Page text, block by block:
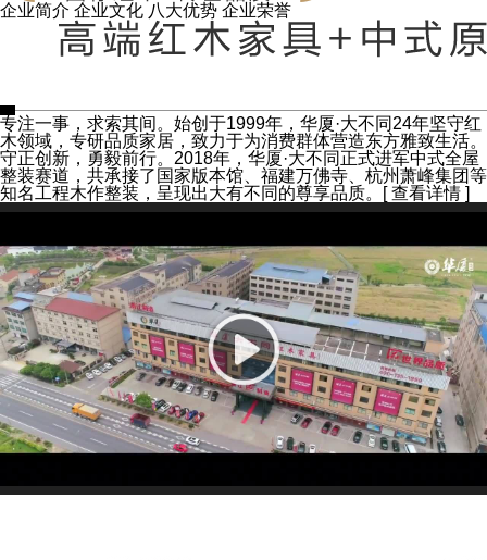
企业简介 企业文化 八大优势 企业荣誉
专注一事，求索其间。始创于1999年，华厦·大不同24年坚守红
木领域，专研品质家居，致力于为消费群体营造东方雅致生活。
守正创新，勇毅前行。2018年，华厦·大不同正式进军中式全屋
整装赛道，共承接了国家版本馆、福建万佛寺、杭州萧峰集团等
知名工程木作整装，呈现出大有不同的尊享品质。
[ 查看详情 ]